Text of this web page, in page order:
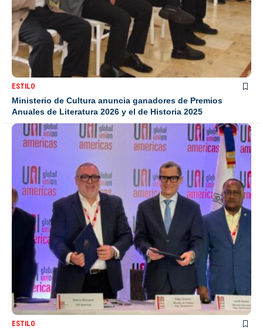
ESTILO
Ministerio de Cultura anuncia ganadores de Premios
Anuales de Literatura 2026 y el de Historia 2025
ESTILO